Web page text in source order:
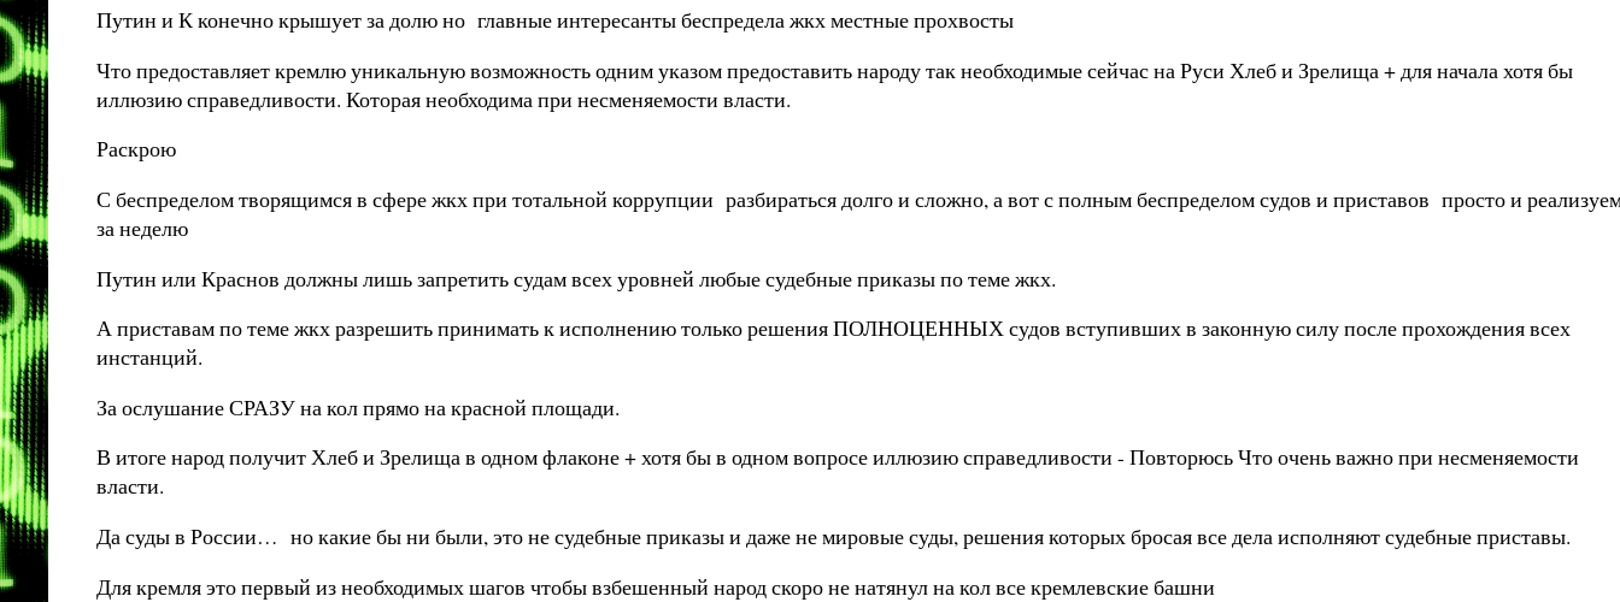
Путин и К конечно крышует за долю но главные интересанты беспредела жкх местные прохвосты
Что предоставляет кремлю уникальную возможность одним указом предоставить народу так необходимые сейчас на Руси Хлеб и Зрелища + для начала хотя бы
иллюзию справедливости. Которая необходима при несменяемости власти.
Раскрою
С беспределом творящимся в сфере жкх при тотальной коррупции разбираться долго и сложно, а вот с полным беспределом судов и приставов просто и
за неделю
Путин или Краснов должны лишь запретить судам всех уровней любые судебные приказы по теме жкх.
А приставам по теме жкх разрешить принимать к исполнению только решения ПОЛНОЦЕННЫХ судов вступивших в законную силу после прохождения всех
инстанций.
За ослушание СРАЗУ на кол прямо на красной площади.
В итоге народ получит Хлеб и Зрелища в одном флаконе + хотя бы в одном вопросе иллюзию справедливости - Повторюсь Что очень важно при несменяемости
власти.
Да суды в России… но какие бы ни были, это не судебные приказы и даже не мировые суды, решения которых бросая все дела исполняют судебные приставы.
Для кремля это первый из необходимых шагов чтобы взбешенный народ скоро не натянул на кол все кремлевские башни